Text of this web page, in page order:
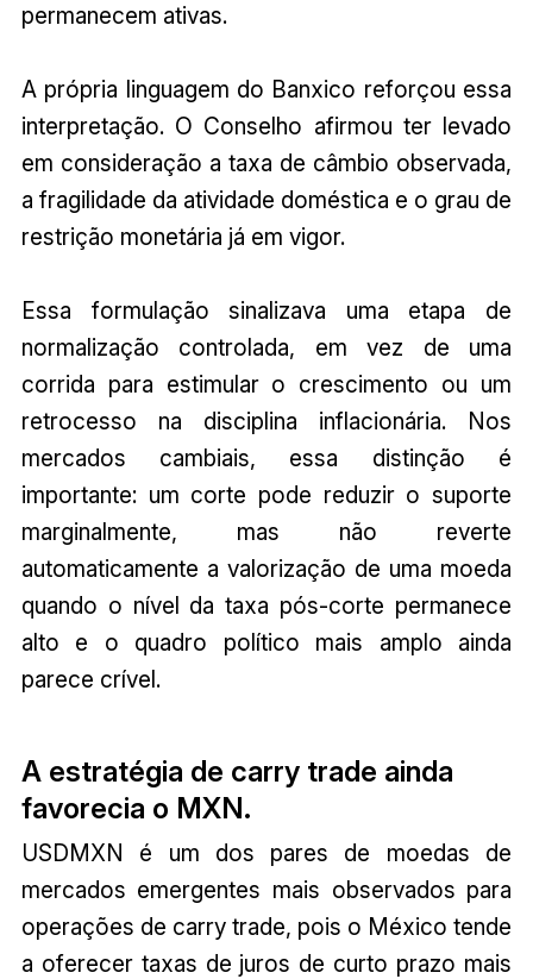
permanecem ativas.
A própria linguagem do Banxico reforçou essa
interpretação. O Conselho afirmou ter levado
em consideração a taxa de câmbio observada,
a fragilidade da atividade doméstica e o grau de
restrição monetária já em vigor.
Essa formulação sinalizava uma etapa de
normalização controlada, em vez de uma
corrida para estimular o crescimento ou um
retrocesso na disciplina inflacionária. Nos
mercados cambiais, essa distinção é
importante: um corte pode reduzir o suporte
marginalmente, mas não reverte
automaticamente a valorização de uma moeda
quando o nível da taxa pós-corte permanece
alto e o quadro político mais amplo ainda
parece crível.
A estratégia de carry trade ainda
favorecia o MXN.
USDMXN é um dos pares de moedas de
mercados emergentes mais observados para
operações de carry trade, pois o México tende
a oferecer taxas de juros de curto prazo mais